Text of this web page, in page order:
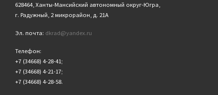
628464, Ханты-Мансийский автономный округ-Югра,
г. Радужный, 2 микрорайон, д. 21А
Эл. почта: dkrad@yandex.ru
Телефон:
+7 (34668) 4-28-41;
+7 (34668) 4-21-17;
+7 (34668) 4-28-58.